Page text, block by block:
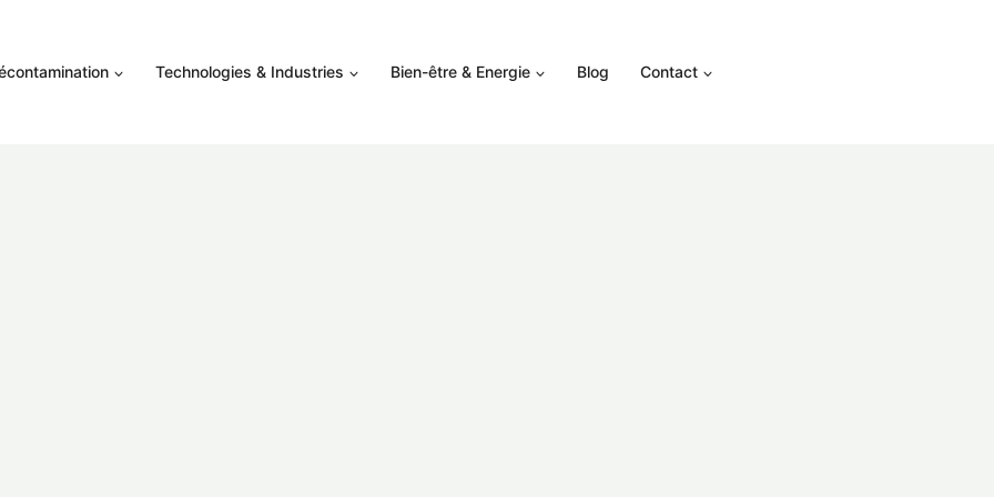
Technologies & Industries Bien-être & Energie Blog Contact